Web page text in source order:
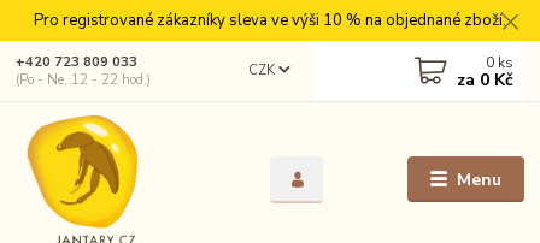
Pro registrované zákazníky sleva ve výši 10 % na objednané zboží.
Menu
CZK
+420 723 809 033
(Po - Ne, 12 - 22 hod.)
0 ks
za 0 Kč